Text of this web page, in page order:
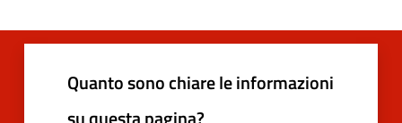
Quanto sono chiare le informazioni